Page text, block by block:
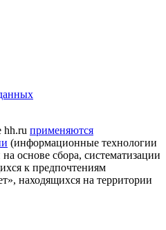
hh.ru применяются
(информационные технологии
основе сбора, систематизации
к предпочтениям
находящихся на территории